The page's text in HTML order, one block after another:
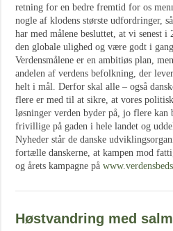
retning for en bedre fremtid for os
nogle af klodens største udfordringer,
har med målene besluttet, at vi senest
den globale ulighed og være godt i
Verdensmålene er en ambitiøs plan,
andelen af verdens befolkning, der
helt i mål. Derfor skal alle – også
flere er med til at sikre, at vores
løsninger verden byder på, jo flere
frivillige på gaden i hele landet og
Nyheder står de danske
fortælle danskerne, at kampen mod
og årets kampagne på
Høstvandring med